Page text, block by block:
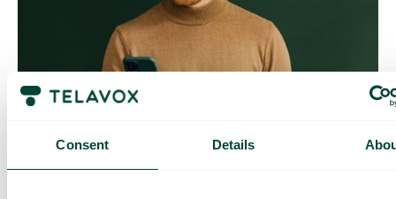
Consent Details
Contrôle quotidien des coûts
mieux contrôler vos coûts quotidiens lorsque vous surfez en
dehors de l’UE/EEE.